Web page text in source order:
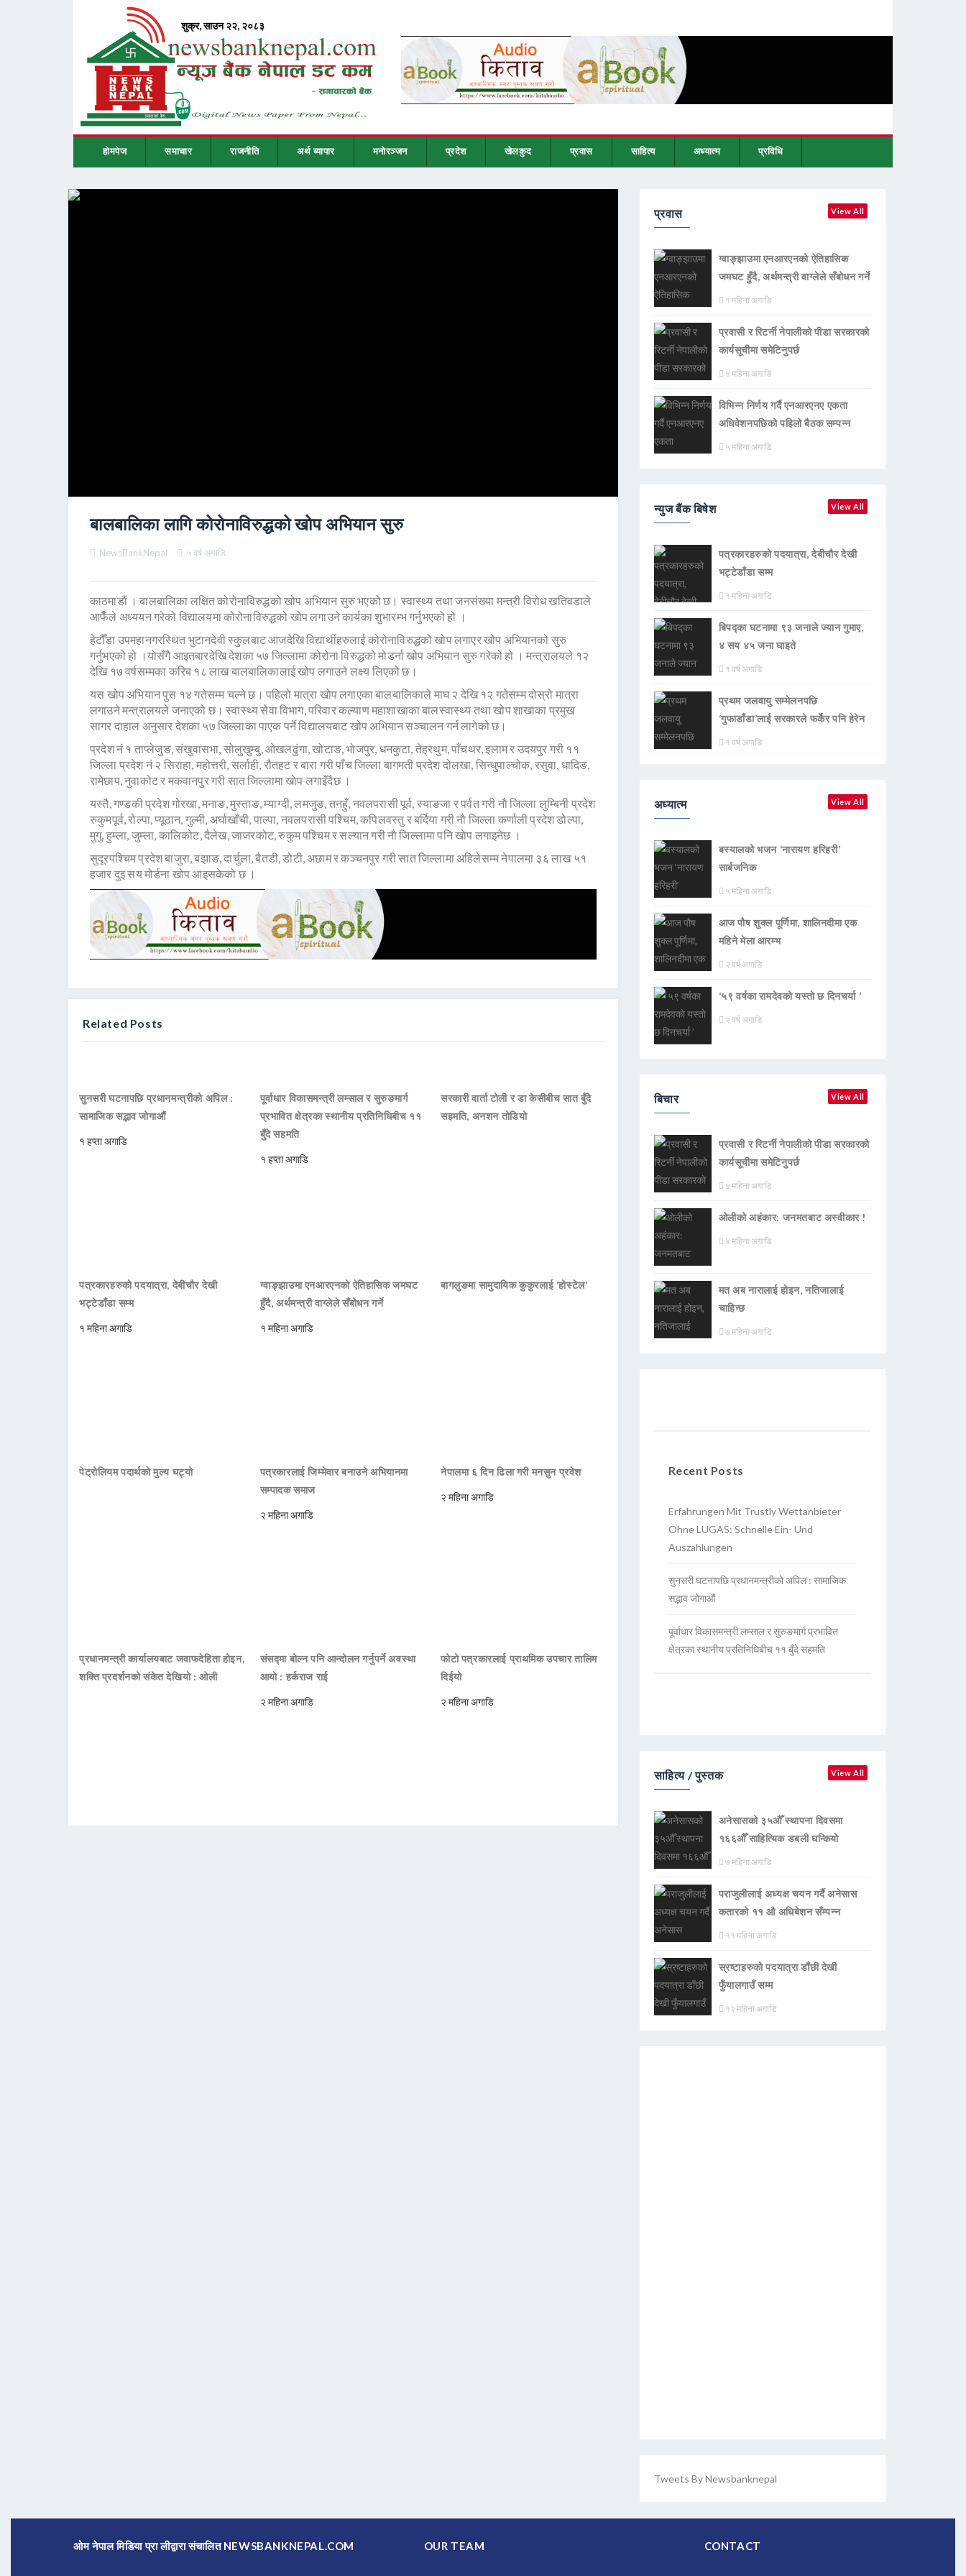
होमपेज समाचार राजनीति अर्थ ब्यापार मनोरञ्जन प्रदेश खेलकुद प्रवास साहित्य अध्यात्म प्रविधि
बालबालिका लागि कोरोनाविरुद्धको खोप अभियान सुरु
NewsBankNepal ५ वर्ष अगाडि
काठमाडाैं । बालबालिका लक्षित कोरोनाविरुद्धको खोप अभियान सुरु भएको छ। स्वास्थ्य तथा जनसंख्या मन्त्री विरोध खतिवडाले
आफैँले अध्ययन गरेको विद्यालयमा कोरोनाविरुद्धको खोप लगाउने कार्यका शुभारम्भ गर्नुभएको हो ।
हेटौँडा उपमहानगरस्थित भुटानदेवी स्कुलबाट आजदेखि विद्यार्थीहरुलाई कोरोनाविरुद्धको खोप लगाएर खोप अभियानको सुरु
गर्नुभएको हो ।याेसँगै आइतबारदेखि देशका ५७ जिल्लामा कोरोना विरुद्धको मोडर्ना खोप अभियान सुरु गरेको हो । मन्त्रालयले १२
देखि १७ वर्षसम्मका करिब १८ लाख बालबालिकालाई खोप लगाउने लक्ष्य लिएको छ।
यस खोप अभियान पुस १४ गतेसम्म चल्ने छ। पहिलो मात्रा खोप लगाएका बालबालिकाले माघ २ देखि १२ गतेसम्म दोस्रो मात्रा
लगाउने मन्त्रालयले जनाएको छ। स्वास्थ्य सेवा विभाग, परिवार कल्याण महाशाखाका बालस्वास्थ्य तथा खोप शाखाका प्रमुख
सागर दाहाल अनुसार देशका ५७ जिल्लाका पाएक पर्ने विद्यालयबाट खोप अभियान सञ्चालन गर्न लागेको छ।
प्रदेश नं १ ताप्लेजुङ, संखुवासभा, सोलुखुम्बु, ओखलढुंगा, खोटाङ, भोजपुर, धनकुटा, तेह्रथुम, पाँचथर, इलाम र उदयपुर गरी ११
जिल्ला प्रदेश नं २ सिराहा, महोत्तरी, सर्लाही, रौतहट र बारा गरी पाँच जिल्ला बागमती प्रदेश दोलखा, सिन्धुपाल्चोक, रसुवा, धादिङ,
रामेछाप, नुवाकोट र मकवानपुर गरी सात जिल्लामा खाेप लगाइँदैछ ।
यस्तै, गण्डकी प्रदेश गोरखा, मनाङ, मुस्ताङ, म्याग्दी, लमजुङ, तनहुँ, नवलपरासी पूर्व, स्याङजा र पर्वत गरी नाै जिल्ला लुम्बिनी प्रदेश
रुकुमपूर्व, रोल्पा, प्यूठान, गुल्मी, अर्घाखाँची, पाल्पा, नवलपरासी पश्चिम, कपिलवस्तु र बर्दिया गरी नाै जिल्ला कर्णाली प्रदेश डोल्पा,
मुगु, हुम्ला, जुम्ला, कालिकोट, दैलेख, जाजरकोट, रुकुम पश्चिम र सल्यान गरी नाै जिल्लामा पनि खाेप लगाइनेछ ।
सुदूरपश्चिम प्रदेश बाजुरा, बझाङ, दार्चुला, बैतडी, डोटी, अछाम र कञ्चनपुर गरी सात जिल्लामा अहिलेसम्म नेपालमा ३६ लाख ५१
हजार दुइ सय मोर्डना खोप आइसकेको छ ।
Related Posts
सुनसरी घटनापछि प्रधानमन्त्रीको अपिल :
सामाजिक सद्भाव जोगाऔं
१ हप्ता अगाडि
पूर्वाधार विकासमन्त्री लम्साल र सुरुङमार्ग
प्रभावित क्षेत्रका स्थानीय प्रतिनिधिबीच ११
बुँदे सहमति
१ हप्ता अगाडि
सरकारी वार्ता टोली र डा केसीबीच सात बुँदे
सहमति, अनशन तोडियो
पत्रकारहरुको पदयात्रा, देबीचौर देखी
भट्टेडाँडा सम्म
१ महिना अगाडि
ग्वाङ्झाउमा एनआरएनको ऐतिहासिक जमघट
हुँदै, अर्थमन्त्री वाग्लेले सँबोधन गर्ने
१ महिना अगाडि
बागलुङमा सामुदायिक कुकुरलाई ‘होस्टेल’
पेट्रोलियम पदार्थको मुल्य घट्यो
पत्रकारलाई जिम्मेवार बनाउने अभियानमा
सम्पादक समाज
२ महिना अगाडि
नेपालमा ६ दिन ढिला गरी मनसुन प्रवेश
२ महिना अगाडि
प्रधानमन्त्री कार्यालयबाट जवाफदेहिता होइन,
शक्ति प्रदर्शनको संकेत देखियो : ओली
संसद्मा बोल्न पनि आन्दोलन गर्नुपर्ने अवस्था
आयो : हर्कराज राई
२ महिना अगाडि
फोटो पत्रकारलाई प्राथमिक उपचार तालिम
दिईयो
२ महिना अगाडि
प्रवास View All
ग्वाङ्झाउमा एनआरएनको ऐतिहासिक
जमघट हुँदै, अर्थमन्त्री वाग्लेले सँबोधन गर्ने
१ महिना अगाडि
प्रवासी र रिटर्नी नेपालीको पीडा सरकारको
कार्यसूचीमा समेटिनुपर्छ
४ महिना अगाडि
विभिन्न निर्णय गर्दै एनआरएनए एकता
अधिवेशनपछिको पहिलो बैठक सम्पन्न
५ महिना अगाडि
न्युज बैंक बिषेश View All
पत्रकारहरुको पदयात्रा, देबीचौर देखी
भट्टेडाँडा सम्म
१ महिना अगाडि
बिपद्का घटनामा ९३ जनाले ज्यान गुमाए,
४ सय ४५ जना घाइते
१ वर्ष अगाडि
प्रथम जलवायु सम्मेलनपछि
‘गुफाडाँडा’लाई सरकारले फर्केर पनि हेरेन
१ वर्ष अगाडि
अध्यात्म View All
बस्यालको भजन ‘नारायण हरिहरी’
सार्बजनिक
५ महिना अगाडि
आज पौष शुक्ल पूर्णिमा, शालिनदीमा एक
महिने मेला आरम्भ
२ वर्ष अगाडि
‘५९ वर्षका रामदेवकाे यस्ताे छ दिनचर्या ’
२ वर्ष अगाडि
बिचार View All
प्रवासी र रिटर्नी नेपालीको पीडा सरकारको
कार्यसूचीमा समेटिनुपर्छ
४ महिना अगाडि
ओलीको अहंकार: जनमतबाट अस्वीकार !
४ महिना अगाडि
मत अब नारालाई होइन, नतिजालाई
चाहिन्छ
७ महिना अगाडि
Recent Posts
Erfahrungen Mit Trustly Wettanbieter
Ohne LUGAS: Schnelle Ein- Und
Auszahlungen
सुनसरी घटनापछि प्रधानमन्त्रीको अपिल : सामाजिक
सद्भाव जोगाऔं
पूर्वाधार विकासमन्त्री लम्साल र सुरुङमार्ग प्रभावित
क्षेत्रका स्थानीय प्रतिनिधिबीच ११ बुँदे सहमति
साहित्य / पुस्तक View All
अनेसासको ३५औँ स्थापना दिवसमा
१६६औँ साहित्यिक डबली घन्कियाे
७ महिना अगाडि
पराजुलीलाई अध्यक्ष चयन गर्दै अनेसास
कतारको ११ औ अधिबेशन सँम्पन्न
११ महिना अगाडि
स्रष्टाहरुको पदयात्रा डाँछी देखी
फुँयालगाउँ सम्म
१२ महिना अगाडि
Tweets By Newsbanknepal
ओम नेपाल मिडिया प्रा लीद्वारा संचालित NEWSBANKNEPAL.COM OUR TEAM CONTACT